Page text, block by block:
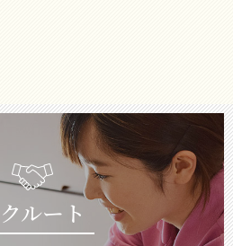
ルート